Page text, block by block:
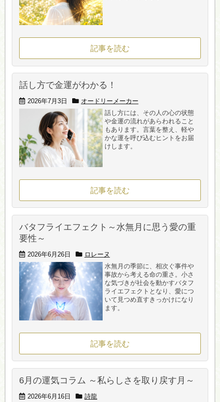
記事を読む
話し方で金運がわかる！
2026年7月3日
オードリーメーカー
話し方には、その人の心の状態
や金運の流れがあらわれること
もあります。言葉を整え、軽や
かな運を呼び込むヒントをお届
けします。
記事を読む
バタフライエフェクト～水無月に思う愛の重
要性～
2026年6月26日
ロレーヌ
水無月の季節に、相次ぐ事件や
事故から考える命の重さ。小さ
な気づきが社会を動かすバタフ
ライエフェクトとなり、愛につ
いて見つめ直すきっかけになり
ます。
記事を読む
6月の運気コラム ～私らしさを取り戻す月～
2026年6月16日
詩龍